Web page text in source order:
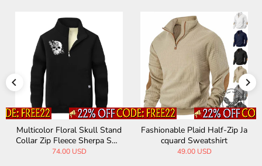
Multicolor Floral Skull Stand
Collar Zip Fleece Sherpa Swe
atshirt
74.00 USD
Fashionable Plaid Half-Zip Ja
cquard Sweatshirt
49.00 USD